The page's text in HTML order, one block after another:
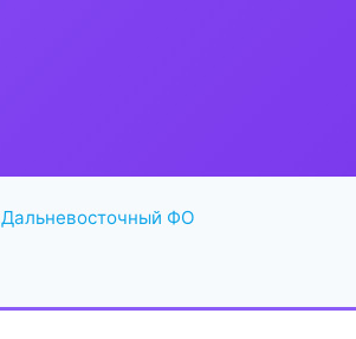
Дальневосточный ФО